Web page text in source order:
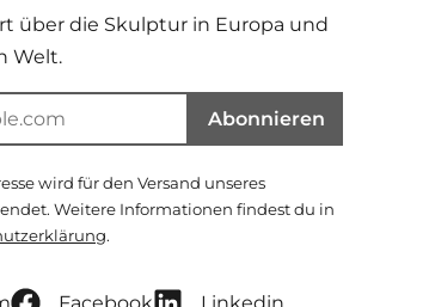
über die Skulptur in Europa und
Welt.
Abonnieren
wird für den Versand unseres
Weitere Informationen findest du in
.